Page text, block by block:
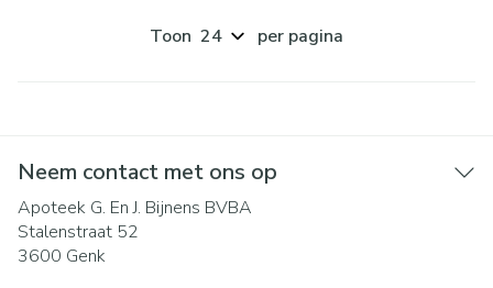
Toon per pagina
Neem contact met ons op
Apoteek G. En J. Bijnens BVBA
Stalenstraat 52
3600 Genk